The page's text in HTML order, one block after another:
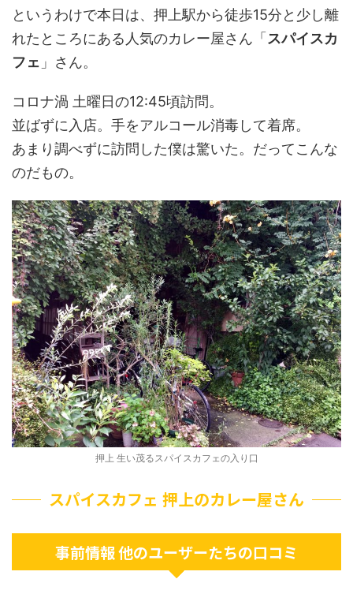
というわけで本日は、押上駅から徒歩15分と少し離
れたところにある人気のカレー屋さん「スパイスカ
フェ 」さん。
コロナ渦 土曜日の12:45頃訪問。
並ばずに入店。手をアルコール消毒して着席。
あまり調べずに訪問した僕は驚いた。だってこんな
のだもの。
押上 生い茂るスパイスカフェの入り口
スパイスカフェ 押上のカレー屋さん
事前情報 他のユーザーたちの口コミ